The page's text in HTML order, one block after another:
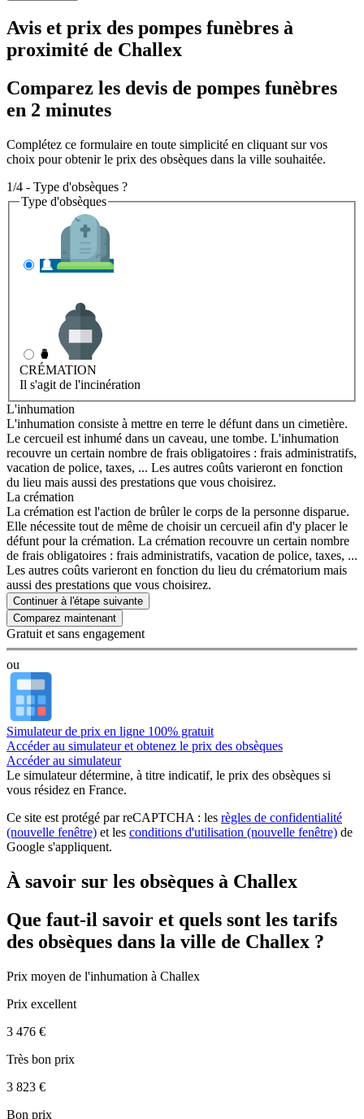
Avis et prix des pompes funèbres à
proximité de Challex
Comparez les devis de pompes funèbres
en 2 minutes
Complétez ce formulaire en toute simplicité en cliquant sur vos
choix pour obtenir le prix des obsèques dans la ville souhaitée.
1/4 - Type d'obsèques ?
Type d'obsèques
CRÉMATION
Il s'agit de l'incinération
L'inhumation
L'inhumation consiste à mettre en terre le défunt dans un cimetière.
Le cercueil est inhumé dans un caveau, une tombe. L'inhumation
recouvre un certain nombre de frais obligatoires : frais administratifs,
vacation de police, taxes, ... Les autres coûts varieront en fonction
du lieu mais aussi des prestations que vous choisirez.
La crémation
La crémation est l'action de brûler le corps de la personne disparue.
Elle nécessite tout de même de choisir un cercueil afin d'y placer le
défunt pour la crémation. La crémation recouvre un certain nombre
de frais obligatoires : frais administratifs, vacation de police, taxes, ...
Les autres coûts varieront en fonction du lieu du crématorium mais
aussi des prestations que vous choisirez.
Continuer à l'étape suivante
Gratuit et sans engagement
ou
Simulateur de prix en ligne 100% gratuit
Accéder au simulateur et obtenez le prix des obsèques
Accéder au simulateur
Le simulateurdétermine, à titre indicatif, le prix des obsèques si
vous résidez en France.
Ce site est protégé par reCAPTCHA : les règles de confidentialité
(nouvelle fenêtre) et les conditions d'utilisation (nouvelle fenêtre) de
Google s'appliquent.
À savoir sur les obsèques à Challex
Que faut-il savoir et quels sont les tarifs
des obsèques dans la ville de Challex ?
Prix moyen de l'inhumation à Challex
Prix excellent
3 476 €
Très bon prix
3 823 €
Bon prix